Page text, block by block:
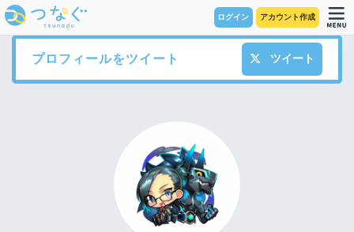
ログイン アカウント作成
プロフィールをツイート ツイート